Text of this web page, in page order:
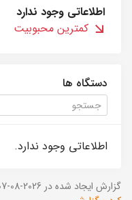
اطلاعاتی وجود ندارد
کمترین محبوبیت
دستگاه ها
اطلاعاتی وجود ندارد.
گزارش ایجاد شده در 2026-08-07 ساعت 22:22:54 (UTC +03:30).